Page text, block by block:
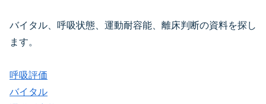
バイタル、呼吸状態、運動耐容能、離床判断の資料を探し
ます。
呼吸評価
バイタル